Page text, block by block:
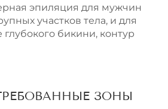
эпиляция для мужчин
участков тела, и для
бикини, контур
ЗОНЫ